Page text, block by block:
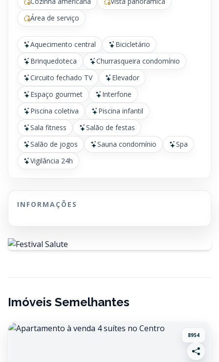
Área de serviço
Aquecimento central
Bicicletário
Brinquedoteca
Churrasqueira condomínio
Circuito fechado TV
Elevador
Espaço gourmet
Interfone
Piscina coletiva
Piscina infantil
Sala fitness
Salão de festas
Salão de jogos
Sauna condomínio
Spa
Vigilância 24h
INFORMAÇÕES
Imóveis Semelhantes
8954